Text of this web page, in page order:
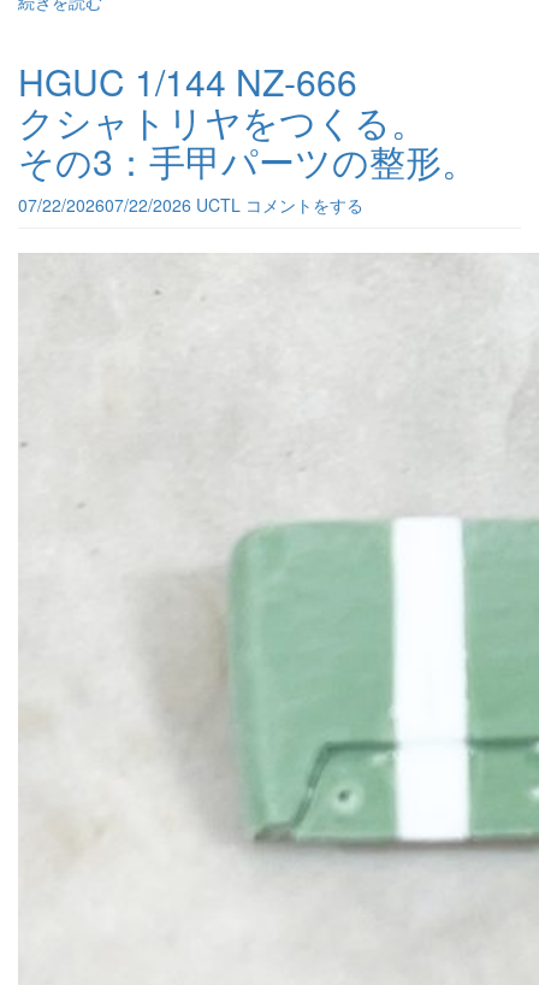
HGUC 1/144 NZ-666
クシャトリヤをつくる。
その3：手甲パーツの整形。
07/22/202607/22/2026 UCTL コメントをする